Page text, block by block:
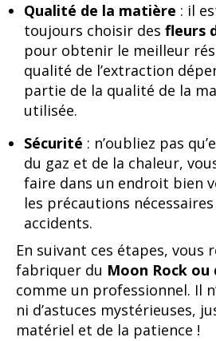
Qualité de la matière : il
toujours choisir des fleurs
pour obtenir le meilleur
qualité de l’extraction
partie de la qualité de la
utilisée.
Sécurité : n’oubliez pas
du gaz et de la chaleur,
faire dans un endroit bien
les précautions
accidents.
En suivant ces étapes, vous
fabriquer du Moon Rock ou
comme un professionnel. Il
ni d’astuces mystérieuses,
matériel et de la patience !